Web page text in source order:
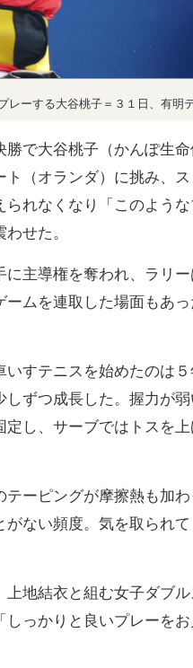
レーする大谷桃子＝３１日、有明
で大谷桃子（かんぽ生
（オランダ）に挑み、ス
れなくなり「このよう
せた。
主導権を奪われ、ラリー
ムを連取した場面もあ
すテニスを始めたのは
ずつ成長した。握力が
し、サーブではトスを上
ーピングが摩擦熱も加わ
ない頻度。気を取られ
地結衣と組む女子ダブ
っかりと良いプレーをお